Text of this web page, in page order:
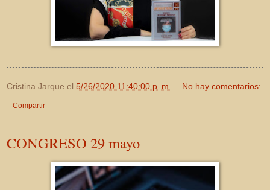
Cristina Jarque el 5/26/2020 11:40:00 p. m. No hay comentarios:
Compartir
CONGRESO 29 mayo